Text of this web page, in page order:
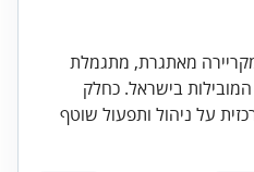
מאתגרת, מתגמלת
בישראל. כחלק
על ניהול ותפעול שוטף